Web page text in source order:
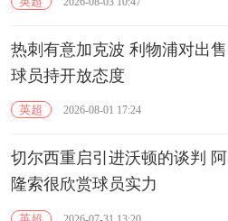
热刺有意加克波 利物浦对出售
球员持开放态度
英超 2026-08-01 17:24
切尔西重启引进沃顿的谈判 阿
隆索很欣赏球员实力